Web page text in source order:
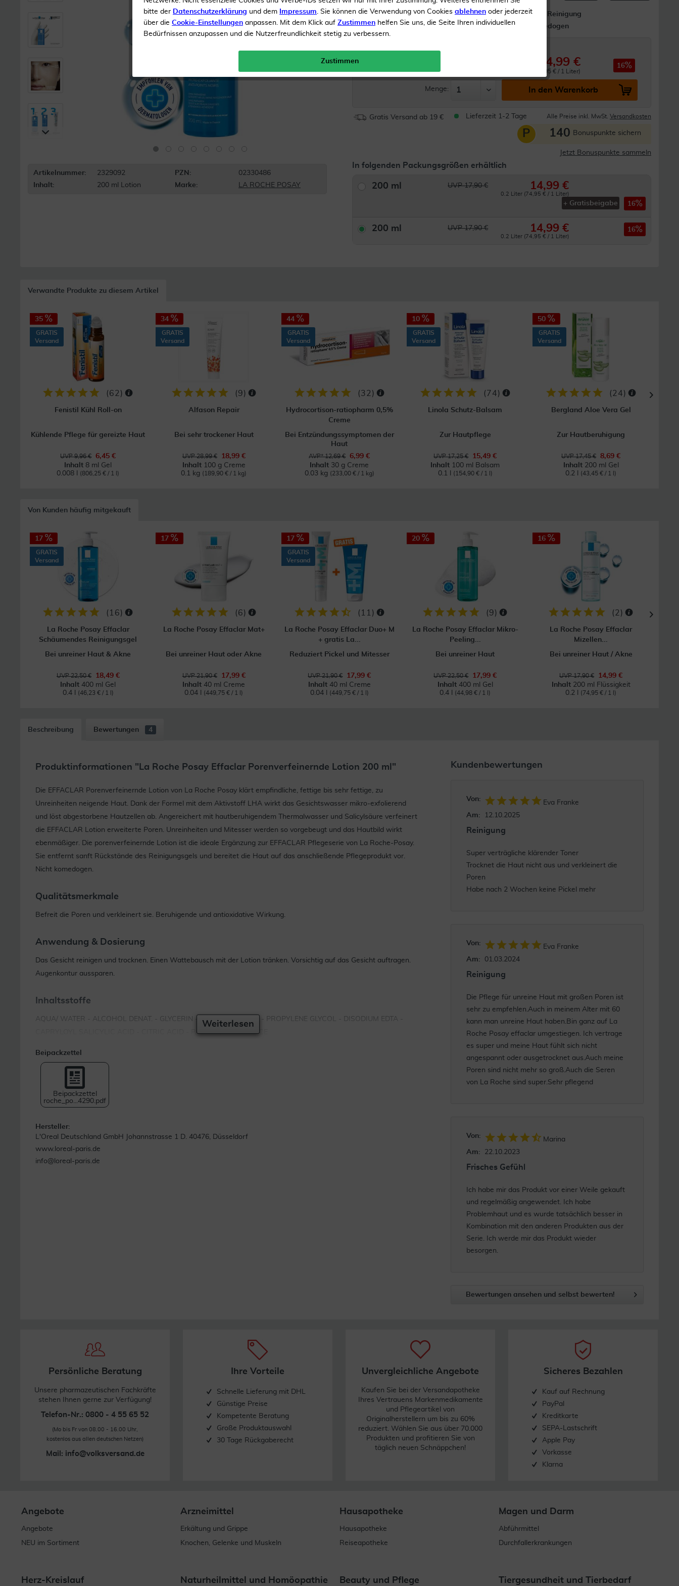
Bei unreiner Haut
Gründliche Reinigung
Klärt
Nicht komedogen
Artikelnummer: 2329092 PZN:
02330486
Inhalt:
200 ml Lotion Marke: LA ROCHE POSAY
Inhalt200 ml Lotion
14,99 €
0.2 Liter (74,95 € / 1 Liter)
16
Menge: In den Warenkorb
Gratis Versand ab 19 € Lieferzeit 1-2 Tage Alle Preise inkl. MwSt. Versandkosten
P 140 Bonuspunkte sichern
Jetzt Bonuspunkte sammeln
In folgenden Packungsgrößen erhältlich
200 ml UVP 17,90 € 14,99 €
0.2 Liter (74,95 € / 1 Liter)
+ Gratisbeigabe 16
200 ml UVP 17,90 € 14,99 €
0.2 Liter (74,95 € / 1 Liter)
16
Verwandte Produkte zu diesem Artikel
35
GRATIS
Versand
(62 )
Fenistil Kühl Roll-on
Kühlende Pflege für gereizte Haut
UVP 9,96 €
6,45 €
Inhalt 8 ml Gel
0.008 l
(806,25 € / 1 l)
34
GRATIS
Versand
(9)
Alfason Repair
Bei sehr trockener Haut
UVP 28,99 €
18,99 €
Inhalt 100 g Creme
0.1 kg (189,90 € / 1 kg)
44
GRATIS
Versand
(32 )
Hydrocortison-ratiopharm 0,5%
Creme
Bei Entzündungssymptomen der
Haut
AVP* 12,69 €
6,99 €
Inhalt 30 g Creme
0.03 kg (233,00 € / 1 kg)
10
GRATIS
Versand
( 74)
Linola Schutz-Balsam
Zur Hautpflege
UVP 17,25 €
15,49 €
Inhalt 100 ml Balsam
0.1 l
(154,90 € / 1 l)
50
GRATIS
Versand
(24)
Bergland Aloe Vera Gel
Zur Hautberuhigung
UVP 17,45 €
8,69 €
Inhalt 200 ml Gel
0.2 l
(43,45 € / 1 l)
Von Kunden häufig mitgekauft
17
GRATIS
Versand
( 16)
La Roche Posay Effaclar
Schäumendes Reinigungsgel
Bei unreiner Haut & Akne
UVP 22,50 €
18,49 €
Inhalt 400 ml Gel
0.4 l
(46,23 € / 1 l)
17
(6)
La Roche Posay Effaclar Mat+
Bei unreiner Haut oder Akne
UVP 21,90 €
17,99 €
Inhalt 40 ml Creme
0.04 l
(449,75 € / 1 l)
17
GRATIS
Versand
( 11 )
La Roche Posay Effaclar Duo+ M
+ gratis La...
Reduziert Pickel und Mitesser
UVP 21,90 €
17,99 €
Inhalt 40 ml Creme
0.04 l
(449,75 € / 1 l)
20
(9)
La Roche Posay Effaclar Mikro-
Peeling...
Bei unreiner Haut
UVP 22,50 €
17,99 €
Inhalt 400 ml Gel
0.4 l
(44,98 € / 1 l)
16
(2 )
La Roche Posay Effaclar
Mizellen...
Bei unreiner Haut / Akne
UVP 17,90 €
14,99 €
Inhalt 200 ml Flüssigkeit
0.2 l
(74,95 € / 1 l)
Beschreibung Bewertungen 4
Produktinformationen "La Roche Posay Effaclar Porenverfeinernde Lotion 200 ml"
Die EFFACLAR Porenverfeinernde Lotion von La Roche Posay klärt empfindliche, fettige bis sehr fettige, zu
Unreinheiten neigende Haut. Dank der Formel mit dem Aktivstoff LHA wirkt das Gesichtswasser mikro-exfolierend
und löst abgestorbene Hautzellen ab. Angereichert mit hautberuhigendem Thermalwasser und Salicylsäure verfeinert
die EFFACLAR Lotion erweiterte Poren. Unreinheiten und Mitesser werden so vorgebeugt und das Hautbild wirkt
ebenmäßiger. Die porenverfeinernde Lotion ist die ideale Ergänzung zur EFFACLAR Pflegeserie von La Roche-Posay.
Sie entfernt sanft Rückstände des Reinigungsgels und bereitet die Haut auf das anschließende Pflegeprodukt vor.
Nicht komedogen.
Qualitätsmerkmale
Befreit die Poren und verkleinert sie. Beruhigende und antioxidative Wirkung.
Anwendung & Dosierung
Das Gesicht reinigen und trocknen. Einen Wattebausch mit der Lotion tränken. Vorsichtig auf das Gesicht auftragen.
Augenkontur aussparen.
Inhaltsstoffe
AQUA/ WATER - ALCOHOL DENAT. - GLYCERIN - SODIUM CITRATE - PROPYLENE GLYCOL - DISODIUM EDTA -
CAPRYLOYL SALICYLIC ACID - CITRIC ACID - PARFUM/ FRAGRANCE
Weiterlesen
Beipackzettel
Beipackzettel
roche_po...4290.pdf
Hersteller:
L'Oreal Deutschland GmbH Johannstrasse 1 D. 40476, Düsseldorf
www.loreal-paris.de
info@loreal-paris.de
Kundenbewertungen
Von:
Eva Franke
Am:
12.10.2025
Reinigung
Super verträgliche klärender Toner
Trocknet die Haut nicht aus und verkleinert die
Poren
Habe nach 2 Wochen keine Pickel mehr
Von:
Eva Franke
Am:
01.03.2024
Reinigung
Die Pflege für unreine Haut mit großen Poren ist
sehr zu empfehlen.Auch in meinem Alter mit 60
kann man unreine Haut haben.Bin ganz auf La
Roche Posay effaclar umgestiegen. Ich vertrage
es super und meine Haut fühlt sich nicht
angespannt oder ausgetrocknet aus.Auch meine
Poren sind nicht mehr so groß.Auch die Seren
von La Roche sind super.Sehr pflegend
Von:
Marina
Am:
22.10.2023
Frisches Gefühl
Ich habe mir das Produkt vor einer Weile gekauft
und regelmäßig angewendet. Ich habe
Problemhaut und es wurde tatsächlich besser in
Kombination mit den anderen Produkten aus der
Serie. Ich werde mir das Produkt wieder
besorgen.
Bewertungen ansehen und selbst bewerten!
Persönliche Beratung
Unsere pharmazeutischen Fachkräfte
stehen Ihnen gerne zur Verfügung!
Telefon-Nr.: 0800 - 4 55 65 52
(Mo bis Fr von 08.00 - 16.00 Uhr,
kostenlos aus allen deutschen Netzen)
Mail: info@volksversand.de
Ihre Vorteile
Schnelle Lieferung mit DHL
Günstige Preise
Kompetente Beratung
Große Produktauswahl
30 Tage Rückgaberecht
Unvergleichliche Angebote
Kaufen Sie bei der Versandapotheke
Ihres Vertrauens Markenmedikamente
und Pflegeartikel von
Originalherstellern um bis zu 60%
reduziert. Wählen Sie aus über 70.000
Produkten und profitieren Sie von
täglich neuen Schnäppchen!
Sicheres Bezahlen
Kauf auf Rechnung
PayPal
Kreditkarte
SEPA-Lastschrift
Apple Pay
Vorkasse
Klarna
Angebote
Angebote
NEU im Sortiment
Arzneimittel
Erkältung und Grippe
Knochen, Gelenke und Muskeln
Hausapotheke
Hausapotheke
Reiseapotheke
Magen und Darm
Abführmittel
Durchfallerkrankungen
Herz-Kreislauf Naturheilmittel und Homöopathie Beauty und Pflege Tiergesundheit und Tierbedarf
bitte der Datenschutzerklärung und dem Impressum. Sie können die Verwendung von Cookies ablehnen oder jederzeit
über die Cookie-Einstellungen anpassen. Mit dem Klick auf Zustimmen helfen Sie uns, die Seite Ihren individuellen
Bedürfnissen anzupassen und die Nutzerfreundlichkeit stetig zu verbessern.
Zustimmen